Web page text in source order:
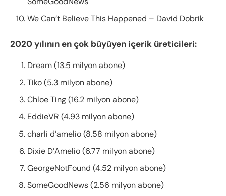
We Can’t Believe This Happened – David Dobrik
2020 yılının en çok büyüyen içerik üreticileri:
Dream (13.5 milyon abone)
Tiko (5.3 milyon abone)
Chloe Ting (16.2 milyon abone)
EddieVR (4.93 milyon abone)
charli d’amelio (8.58 milyon abone)
Dixie D’Amelio (6.77 milyon abone)
GeorgeNotFound (4.52 milyon abone)
SomeGoodNews (2.56 milyon abone)